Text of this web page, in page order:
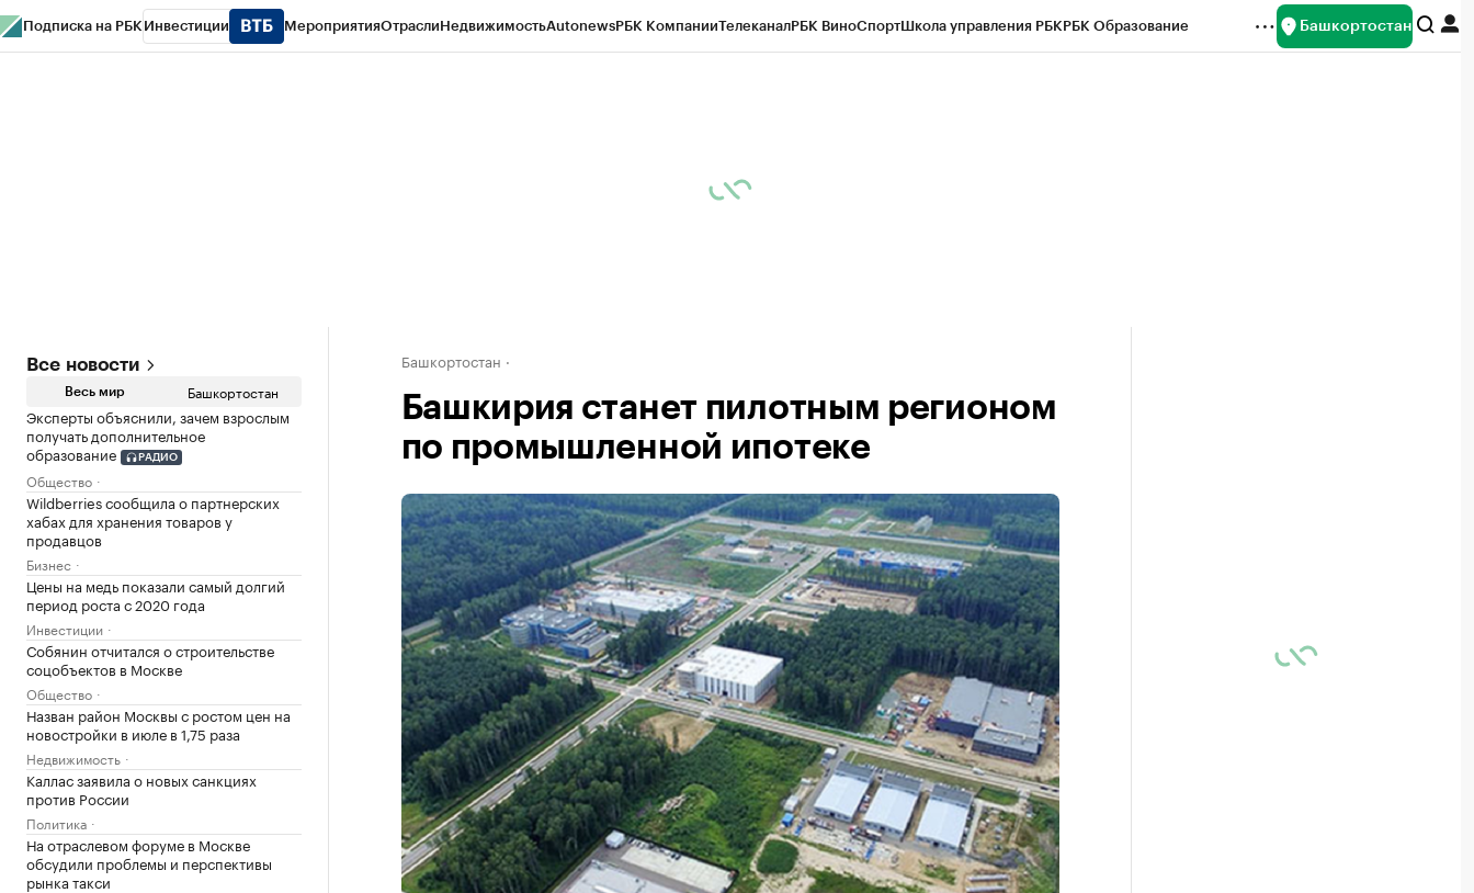
Подписка на РБК Инвестиции МероприятияОтраслиНедвижимостьAutonewsРБК КомпанииТелеканалРБК ВиноСпортШкола управления РБКРБК Образование Башкортостан
Все новости
Весь мир Башкортостан
Эксперты объяснили, зачем взрослым
получать дополнительное
образование
РАДИО
Общество
Wildberries сообщила о партнерских
хабах для хранения товаров у
продавцов
Бизнес
Цены на медь показали самый долгий
период роста с 2020 года
Инвестиции
Собянин отчитался о строительстве
соцобъектов в Москве
Общество
Назван район Москвы с ростом цен на
новостройки в июле в 1,75 раза
Недвижимость
Каллас заявила о новых санкциях
против России
Политика
На отраслевом форуме в Москве
обсудили проблемы и перспективы
рынка такси
Башкортостан
Башкирия станет пилотным регионом
по промышленной ипотеке